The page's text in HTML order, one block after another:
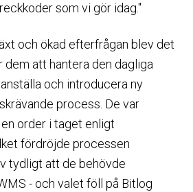
som vi gör idag."
och ökad efterfrågan blev det
att hantera den dagliga
och introducera ny
process. De var
order i taget enligt
fördröjde processen
tydligt att de behövde
- och valet föll på Bitlog